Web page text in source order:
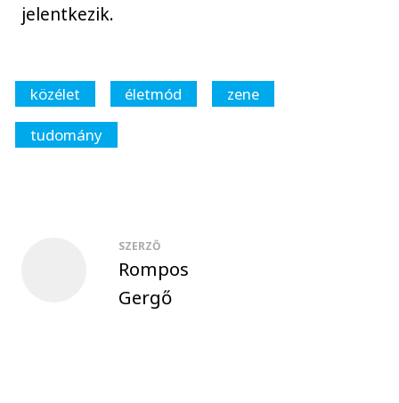
jelentkezik.
közélet életmód
zene
tudomány
SZERZŐ
Rompos
Gergő